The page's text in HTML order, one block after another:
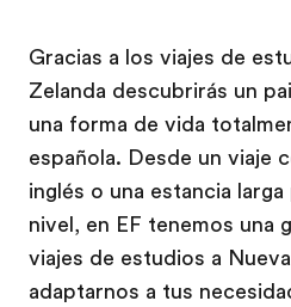
Gracias a los viajes de
Zelanda descubrirás un
una forma de vida
española. Desde un viaje
inglés o una estancia
nivel, en EF tenemos una
viajes de estudios a
adaptarnos a tus